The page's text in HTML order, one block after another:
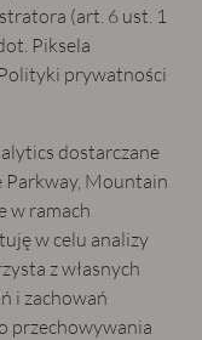
(art. 6 ust. 1
Piksela
prywatności
dostarczane
Parkway, Mountain
w ramach
w celu analizy
z własnych
i zachowań
przechowywania